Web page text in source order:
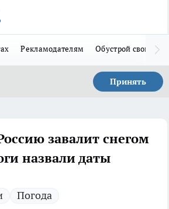
Рекламодателям Обустрой свой дом
Принять
завалит снегом
назвали даты
Погода